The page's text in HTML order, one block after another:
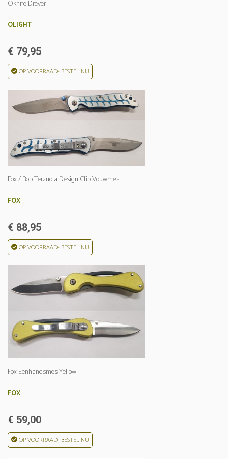
Oknife Drever
OLIGHT
€ 79,95
OP VOORRAAD- BESTEL NU
Fox / Bob Terzuola Design Clip Vouwmes
FOX
€ 88,95
OP VOORRAAD- BESTEL NU
Fox Eenhandsmes Yellow
FOX
€ 59,00
OP VOORRAAD- BESTEL NU